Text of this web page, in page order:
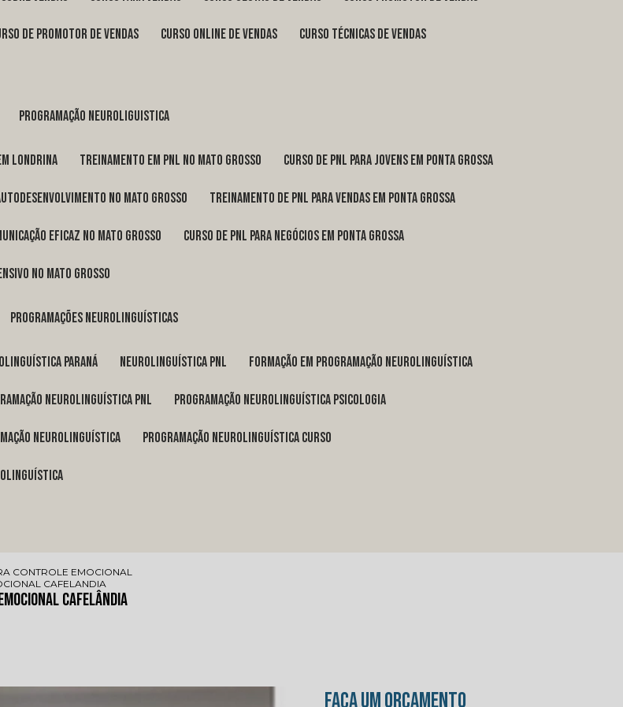
de promotor de vendas curso online de vendas curso técnicas de vendas
programação neuroliguistica
Londrina treinamento em pnl no Mato Grosso curso de pnl para jovens em Ponta Grossa
no Mato Grosso treinamento de pnl para vendas em Ponta Grossa
eficaz no Mato Grosso curso de pnl para negócios em Ponta Grossa
no Mato Grosso
programações neurolinguísticas
Paraná neurolinguística pnl formação em programação neurolinguística
neurolinguística pnl programação neurolinguística psicologia
neurolinguística programação neurolinguística curso
CONTROLE EMOCIONAL
CAFELANDIA
Cafelândia
FAÇA UM ORÇAMENTO